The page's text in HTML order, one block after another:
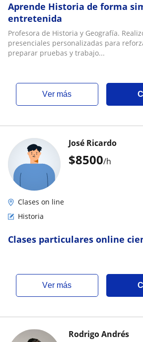
Aprende Historia de forma
entretenida
Profesora de Historia y Geografía.
presenciales personalizadas para
preparar pruebas y trabajo...
ver más
$8500/h
José Ricardo
Clases on line
Historia
Clases particulares online
ver más
Rodrigo Andrés